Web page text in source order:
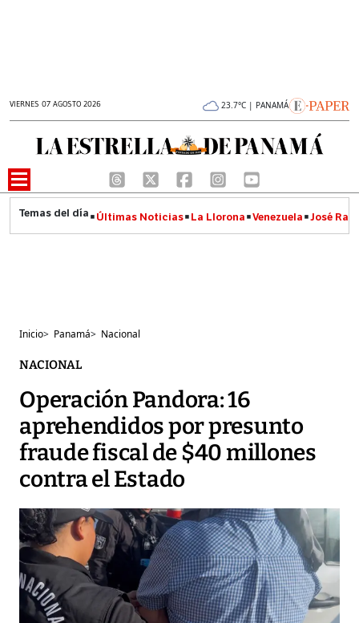
VIERNES 07 AGOSTO 2026 23.7°C | PANAMÁ
Últimas Noticias La Llorona Venezuela José
Inicio> Panamá> Nacional
NACIONAL
Operación Pandora: 16
aprehendidos por presunto
fraude fiscal de $40 millones
contra el Estado